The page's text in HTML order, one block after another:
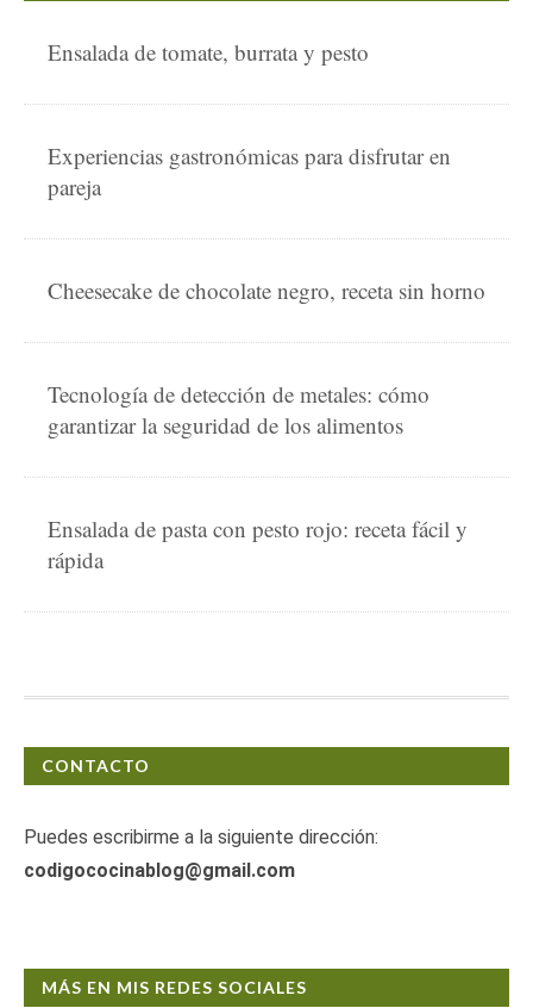
Ensalada de tomate, burrata y pesto
Experiencias gastronómicas para disfrutar en
pareja
Cheesecake de chocolate negro, receta sin horno
Tecnología de detección de metales: cómo
garantizar la seguridad de los alimentos
Ensalada de pasta con pesto rojo: receta fácil y
rápida
CONTACTO
Puedes escribirme a la siguiente dirección:
codigococinablog@gmail.com
MÁS EN MIS REDES SOCIALES